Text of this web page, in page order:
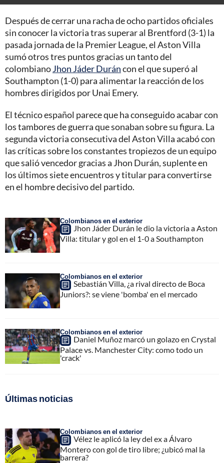
Después de cerrar una racha de ocho partidos oficiales
sin conocer la victoria tras superar al Brentford (3-1) la
pasada jornada de la Premier League, el Aston Villa
sumó otros tres puntos gracias un tanto del
colombianoJhon Jáder Duráncon el que superó al
Southampton (1-0) para alimentar la reacción de los
hombres dirigidos por Unai Emery.
El técnico español parece que ha conseguido acabar con
los tambores de guerra que sonaban sobre su figura. La
segunda victoria consecutiva del Aston Villa acabó con
las críticas sobre los constantes tropiezos de un equipo
que salió vencedor gracias a Jhon Durán, suplente en
los últimos siete encuentros y titular para convertirse
en el hombre decisivo del partido.
Colombianos en el exterior
Jhon Jáder Durán le dio la victoria a Aston
Villa: titular y gol en el 1-0 a Southampton
Colombianos en el exterior
Sebastián Villa, ¿a rival directo de Boca
Juniors?: se viene 'bomba' en el mercado
Colombianos en el exterior
Daniel Muñoz marcó un golazo en Crystal
Palace vs. Manchester City: como todo un
'crack'
Últimas noticias
Colombianos en el exterior
Vélez le aplicó la ley del ex a Álvaro
Montero con gol de tiro libre; ¿ubicó mal la
barrera?